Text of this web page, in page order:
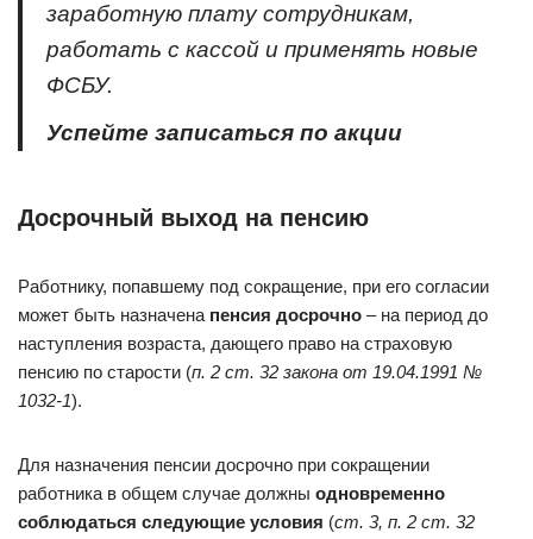
заработную плату сотрудникам,
работать с кассой и применять новые
ФСБУ.
Успейте записаться по акции
Досрочный выход на пенсию
Работнику, попавшему под сокращение, при его согласии
может быть назначена пенсия досрочно – на период до
наступления возраста, дающего право на страховую
пенсию по старости (п. 2 ст. 32 закона от 19.04.1991 №
1032-1).
Для назначения пенсии досрочно при сокращении
работника в общем случае должны одновременно
соблюдаться следующие условия (ст. 3, п. 2 ст. 32